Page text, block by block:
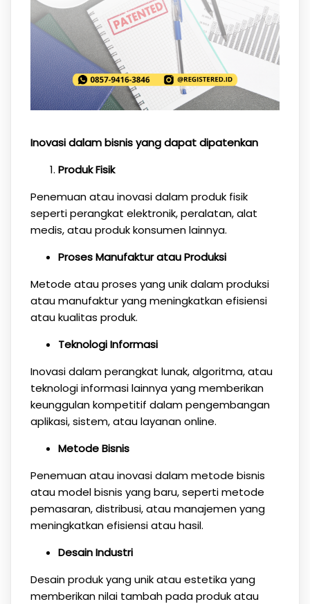
Inovasi dalam bisnis yang dapat dipatenkan
Produk Fisik
Penemuan atau inovasi dalam produk fisik
seperti perangkat elektronik, peralatan, alat
medis, atau produk konsumen lainnya.
Proses Manufaktur atau Produksi
Metode atau proses yang unik dalam produksi
atau manufaktur yang meningkatkan efisiensi
atau kualitas produk.
Teknologi Informasi
Inovasi dalam perangkat lunak, algoritma, atau
teknologi informasi lainnya yang memberikan
keunggulan kompetitif dalam pengembangan
aplikasi, sistem, atau layanan online.
Metode Bisnis
Penemuan atau inovasi dalam metode bisnis
atau model bisnis yang baru, seperti metode
pemasaran, distribusi, atau manajemen yang
meningkatkan efisiensi atau hasil.
Desain Industri
Desain produk yang unik atau estetika yang
memberikan nilai tambah pada produk atau